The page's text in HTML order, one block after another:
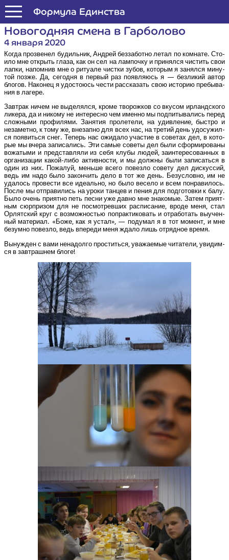
Формула Единства
Ново­год­няя сме­на в Гарболово
4 января 2020
Когда про­зве­нел будиль­ник, Андрей без­за­бот­но летал по ком­на­те. Сто­
и­ло мне открыть гла­за, как он сел на лам­поч­ку и при­нял­ся чистить свои
лап­ки, напом­нив мне о ритуа­ле чист­ки зубов, кото­рым я занял­ся мину­
той поз­же. Да, сего­дня в пер­вый раз появ­ля­юсь я — без­ли­кий автор
бло­гов. Нако­нец я удо­сто­юсь чести рас­ска­зать свою исто­рию пре­бы­ва­
ния в лагере.
Зав­трак ничем не выде­лял­ся, кро­ме тво­рож­ков со вку­сом ирланд­ско­го
лике­ра, да и нико­му не инте­рес­но чем имен­но мы под­пи­ты­ва­лись перед
слож­ны­ми про­фи­ля­ми. Заня­тия про­ле­те­ли, на удив­ле­ние, быст­ро и
неза­мет­но, к тому же, вне­зап­но для всех нас, на тре­тий день удо­су­жил­
ся появить­ся снег. Теперь нас ожи­да­ло уча­стие в сове­тах дел, в кото­
рые мы вче­ра запи­са­лись. Эти самые сове­ты дел были сфор­ми­ро­ва­ны
вожа­ты­ми и пред­став­ля­ли из себя клу­бы людей, заин­те­ре­со­ван­ных в
орга­ни­за­ции какой-либо актив­но­сти, и мы долж­ны были запи­сать­ся в
один из них. Пожа­луй, мень­ше все­го повез­ло сове­ту дел дис­кус­сий,
ведь им надо было закон­чить дело в тот же день. Без­услов­но, им не
уда­лось про­ве­сти все иде­аль­но, но было весе­ло и всем понра­ви­лось.
После мы отпра­ви­лись на уро­ки тан­цев и пения для под­го­тов­ки к балу.
Было очень при­ят­но петь пес­ни уже дав­но мне зна­ко­мые. Затем при­ят­
ным сюр­при­зом для не посмот­рев­ших рас­пи­са­ние, вро­де меня, стал
Орлят­ский круг с воз­мож­но­стью попрак­ти­ко­вать и отра­бо­тать выучен­
ный мате­ри­ал. «Боже, как я устал», — поду­мал я в тот момент, и мне
безум­но повез­ло, ведь впе­ре­ди меня жда­ло лишь отряд­ное время.
Вынуж­ден с вами нена­дол­го про­стить­ся, ува­жа­е­мые чита­те­ли, уви­дим­
ся в зав­траш­нем блоге!